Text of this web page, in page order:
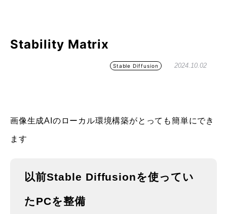
Stability Matrix
Stable Diffusion 2024.10.02
画像生成AIのローカル環境構築がとっても簡単にでき
ます
以前Stable Diffusionを使ってい
たPCを整備